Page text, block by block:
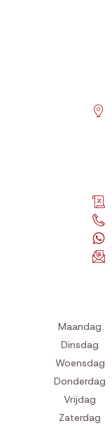
Maandag
Dinsdag
Woensdag
Donderdag
Vrijdag
Zaterdag